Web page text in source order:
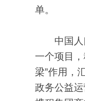
单。
中国人口
一个项目
梁”作用，
政务公益